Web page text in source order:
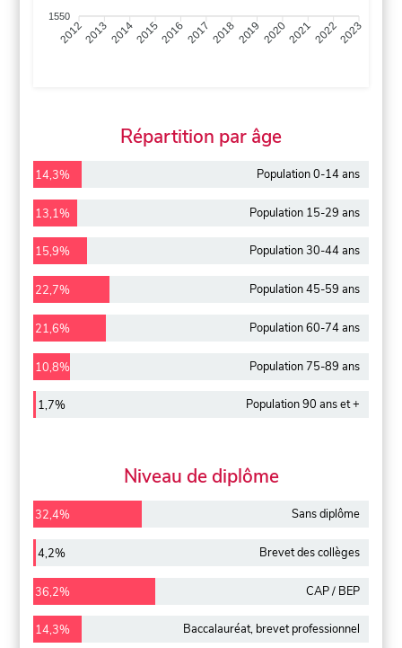
1550
201220132014201520162017 20182019 2020202120222023
Répartition par âge
14,3% Population 0-14 ans
13,1% Population 15-29 ans
15,9% Population 30-44 ans
22,7% Population 45-59 ans
21,6% Population 60-74 ans
10,8% Population 75-89 ans
1,7% Population 90 ans et +
Niveau de diplôme
32,4% Sans diplôme
4,2% Brevet des collèges
36,2% CAP / BEP
14,3% Baccalauréat, brevet professionnel